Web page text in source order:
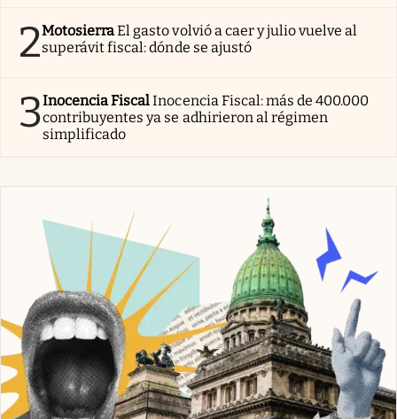
2MotosierraEl gasto volvió a caer y julio vuelve al
superávit fiscal: dónde se ajustó
3Inocencia FiscalInocencia Fiscal: más de 400.000
contribuyentes ya se adhirieron al régimen
simplificado